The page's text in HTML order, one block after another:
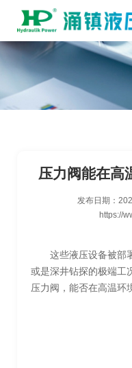
压力阀能在高
发布日期：
https://
这些液压设备被部
或是深井钻探的极端工
压力阀，能否在高温环